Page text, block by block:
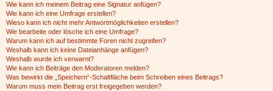
Wie kann ich meinem Beitrag eine Signatur anfügen?
Wie kann ich eine Umfrage erstellen?
Wieso kann ich nicht mehr Antwortmöglichkeiten erstellen?
Wie bearbeite oder lösche ich eine Umfrage?
Warum kann ich auf bestimmte Foren nicht zugreifen?
Weshalb kann ich keine Dateianhänge anfügen?
Weshalb wurde ich verwarnt?
Wie kann ich Beiträge den Moderatoren melden?
Was bewirkt die „Speichern“-Schaltfläche beim Schreiben eines Beitrags?
Warum muss mein Beitrag erst freigegeben werden?